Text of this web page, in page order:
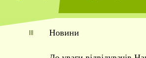
Новини